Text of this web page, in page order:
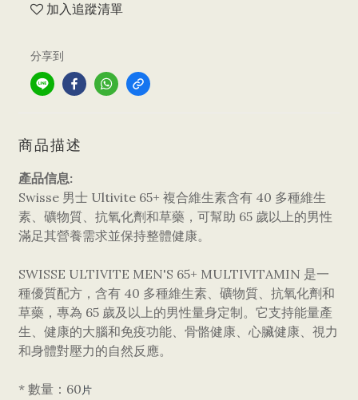
加入追蹤清單
分享到
商品描述
產品信息:
Swisse 男士 Ultivite 65+ 複合維生素含有 40 多種維生
素、礦物質、抗氧化劑和草藥，可幫助 65 歲以上的男性
滿足其營養需求並保持整體健康。
SWISSE ULTIVITE MEN'S 65+ MULTIVITAMIN 是一
種優質配方，含有 40 多種維生素、礦物質、抗氧化劑和
草藥，專為 65 歲及以上的男性量身定制。它支持能量產
生、健康的大腦和免疫功能、骨骼健康、心臟健康、視力
和身體對壓力的自然反應。
* 數量：60 片